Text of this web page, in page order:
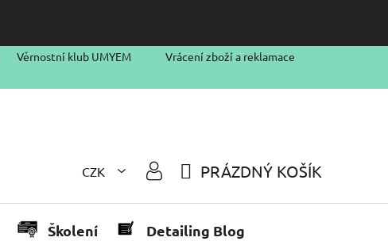
Věrnostní klub UMYEM
Vrácení zboží a reklamace
CZK
KOŠÍK
PRÁZDNÝ KOŠÍK
Školení Detailing Blog